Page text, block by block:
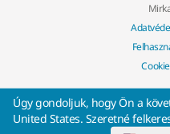
Úgy gondoljuk, hogy Ön a
United States. Szeretné